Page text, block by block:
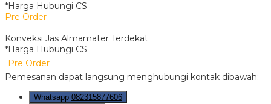
*Harga Hubungi CS
Pre Order
Konveksi Jas Almamater Terdekat
*Harga Hubungi CS
Pre Order
Pemesanan dapat langsung menghubungi kontak dibawah:
Whatsapp 082315877606